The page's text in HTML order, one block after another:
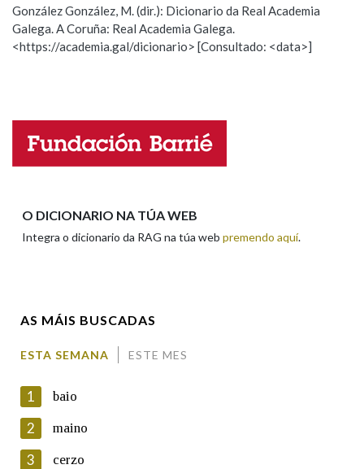
LIMPAR
Observación Hai un erro na palabra
Propoño mellorar a definición
Nome
González González, M. (dir.): Dicionario da Real Academia
Galega. A Coruña: Real Academia Galega.
<https://academia.gal/dicionario> [Consultado: <data>]
O DICIONARIO NA TÚA WEB
Integra o dicionario da RAG na túa web premendo aquí.
AS MÁIS BUSCADAS
ESTA SEMANA ESTE MES
1 baio
2 maino
3 cerzo